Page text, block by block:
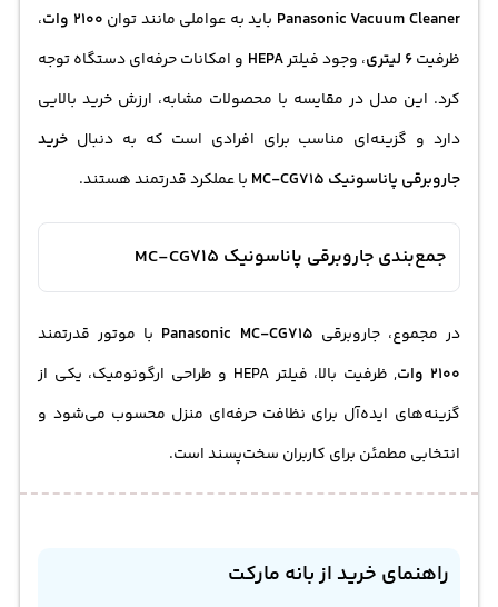
Panasonic Vacuum Cleaner باید به عواملی مانند توان 2100 وات
،
ظرفیت6 لیتری ، وجود فیلترHEPA و امکانات حرفه‌ای دستگاه توجه
کرد. این مدل در مقایسه با محصولات مشابه، ارزش خرید بالایی
دارد و گزینه‌ای مناسب برای افرادی است که به دنبال خرید
جاروبرقی پاناسونیک MC-CG715 با عملکرد قدرتمند هستند.
جمع‌بندی جاروبرقی پاناسونیک MC-CG715
در مجموع، جاروبرقی Panasonic MC-CG715 با موتور قدرتمند
2100 وات
, ظرفیت بالا، فیلتر HEPA و طراحی ارگونومیک، یکی از
گزینه‌های ایده‌آل برای نظافت حرفه‌ای منزل محسوب می‌شود و
انتخابی مطمئن برای کاربران سخت‌پسند است.
راهنمای خرید از بانه مارکت